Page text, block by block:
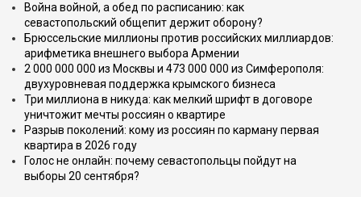
Война войной, а обед по расписанию: как
севастопольский общепит держит оборону?
Брюссельские миллионы против российских миллиардов:
арифметика внешнего выбора Армении
2 000 000 000 из Москвы и 473 000 000 из Симферополя:
двухуровневая поддержка крымского бизнеса
Три миллиона в никуда: как мелкий шрифт в договоре
уничтожит мечты россиян о квартире
Разрыв поколений: кому из россиян по карману первая
квартира в 2026 году
Голос не онлайн: почему севастопольцы пойдут на
выборы 20 сентября?